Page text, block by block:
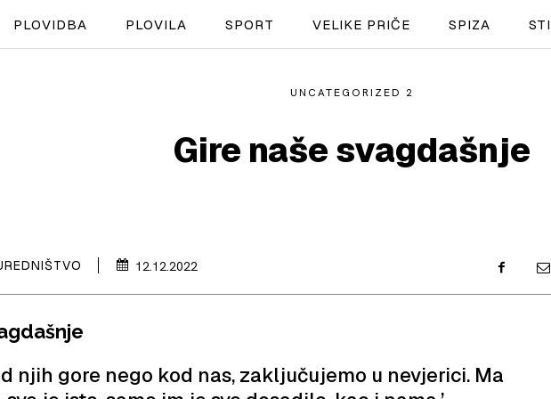
SPORT
SHOP
PLOVIDBA PLOVILA SPORT VELIKE PRIČE SPIZA
UNCATEGORIZED 2
Gire naše svagdašnje
12.12.2022
njih gore nego kod nas, zaključujemo u nevjerici. Ma